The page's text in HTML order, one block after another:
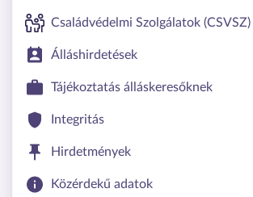
Családvédelmi Szolgálatok (CSVSZ)
Álláshirdetések
Tájékoztatás álláskeresőknek
Integritás
Hirdetmények
Közérdekű adatok